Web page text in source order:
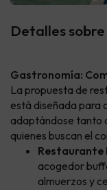
Detalles
Gastronomía:
La propuesta de
está diseñada para
adaptándose tanto
quienes buscan el
Restaurante
acogedor
almuerzos y